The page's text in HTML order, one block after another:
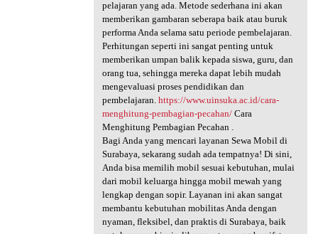
pelajaran yang ada. Metode sederhana ini akan
memberikan gambaran seberapa baik atau buruk
performa Anda selama satu periode pembelajaran.
Perhitungan seperti ini sangat penting untuk
memberikan umpan balik kepada siswa, guru, dan
orang tua, sehingga mereka dapat lebih mudah
mengevaluasi proses pendidikan dan
pembelajaran. https://www.uinsuka.ac.id/cara-
menghitung-pembagian-pecahan/Cara
Menghitung Pembagian Pecahan .
Bagi Anda yang mencari layanan Sewa Mobil di
Surabaya, sekarang sudah ada tempatnya! Di sini,
Anda bisa memilih mobil sesuai kebutuhan, mulai
dari mobil keluarga hingga mobil mewah yang
lengkap dengan sopir. Layanan ini akan sangat
membantu kebutuhan mobilitas Anda dengan
nyaman, fleksibel, dan praktis di Surabaya, baik